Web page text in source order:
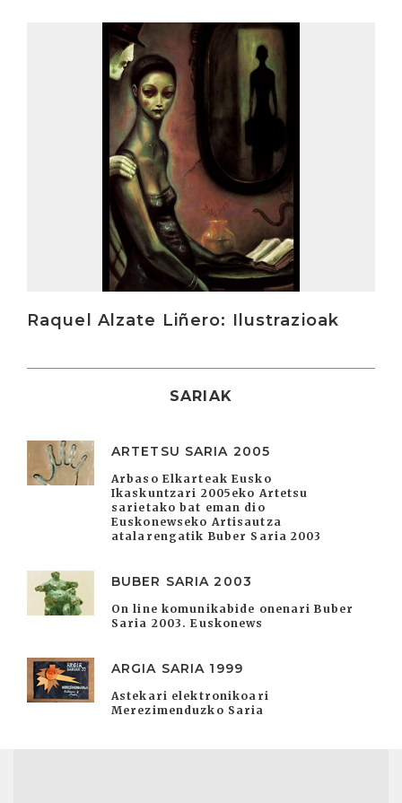
Raquel Alzate Liñero: Ilustrazioak
SARIAK
ARTETSU SARIA 2005
Arbaso Elkarteak Eusko
Ikaskuntzari 2005eko Artetsu
sarietako bat eman dio
Euskonewseko Artisautza
atalarengatik Buber Saria 2003
BUBER SARIA 2003
On line komunikabide onenari Buber
Saria 2003. Euskonews
ARGIA SARIA 1999
Astekari elektronikoari
Merezimenduzko Saria